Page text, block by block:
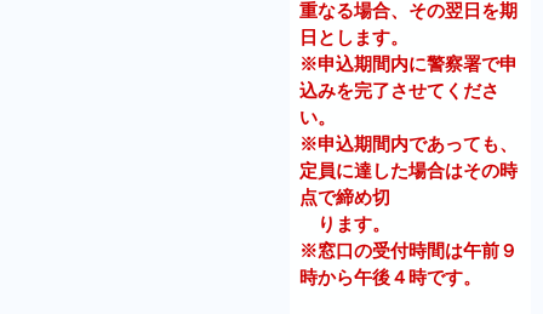
重なる場合、その翌日を期
日とします。
※申込期間内に警察署で申
込みを完了させてくださ
い。
※申込期間内であっても、
定員に達した場合はその時
点で締め切
ります。
※窓口の受付時間は午前９
時から午後４時です。